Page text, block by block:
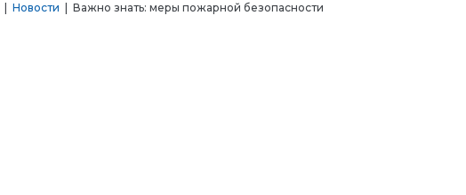
Новости | Важно знать: меры пожарной безопасности